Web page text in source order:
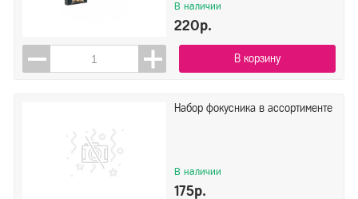
В наличии
220р.
В корзину
Набор фокусника в ассортименте
В наличии
175р.